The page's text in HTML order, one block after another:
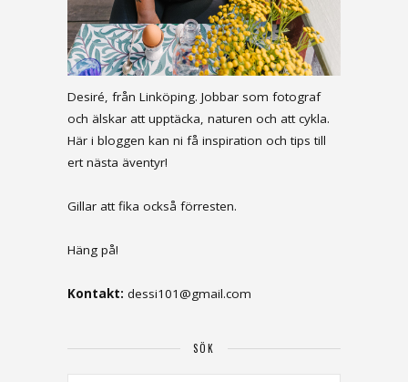
Desiré, från Linköping. Jobbar som fotograf
och älskar att upptäcka, naturen och att cykla.
Här i bloggen kan ni få inspiration och tips till
ert nästa äventyr!
Gillar att fika också förresten.
Häng på!
Kontakt: dessi101@gmail.com
SÖK